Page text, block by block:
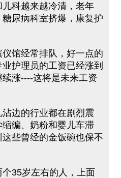
科越来越冷清，老年
尿病科室挤爆，康复护
馆经常排队，好一点的
护理员的工资已经涨到
涨----这将是未来工资
边的行业都在剧烈震
编、奶粉和婴儿车滞
些曾经的金饭碗也保不
35岁左右的人，上面